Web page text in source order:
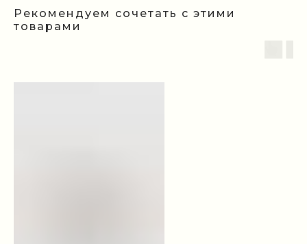
Рекомендуем сочетать с этими
товарами